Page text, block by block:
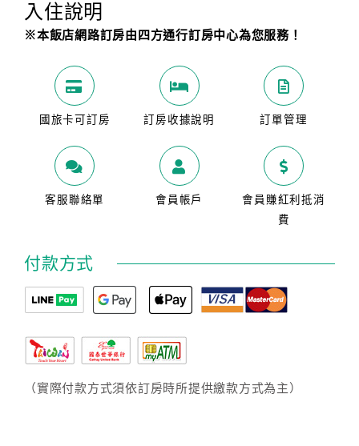
入住說明
※本飯店網路訂房由四方通行訂房中心為您服務！
國旅卡可訂房 訂房收據說明 訂單管理
客服聯絡單 會員帳戶
會員賺紅利抵消
費
付款方式
（實際付款方式須依訂房時所提供繳款方式為主）